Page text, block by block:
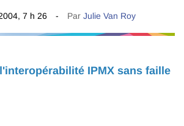
7 h 26 Par Julie Van Roy
IPMX sans faille